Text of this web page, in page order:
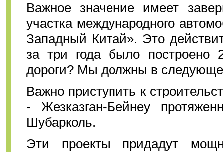
Важное значение имеет
участка международного
Западный Китай». Это
за три года было построено
дороги? Мы должны в
Важно приступить к
- Жезказган-Бейнеу
Шубарколь.
Эти проекты придадут